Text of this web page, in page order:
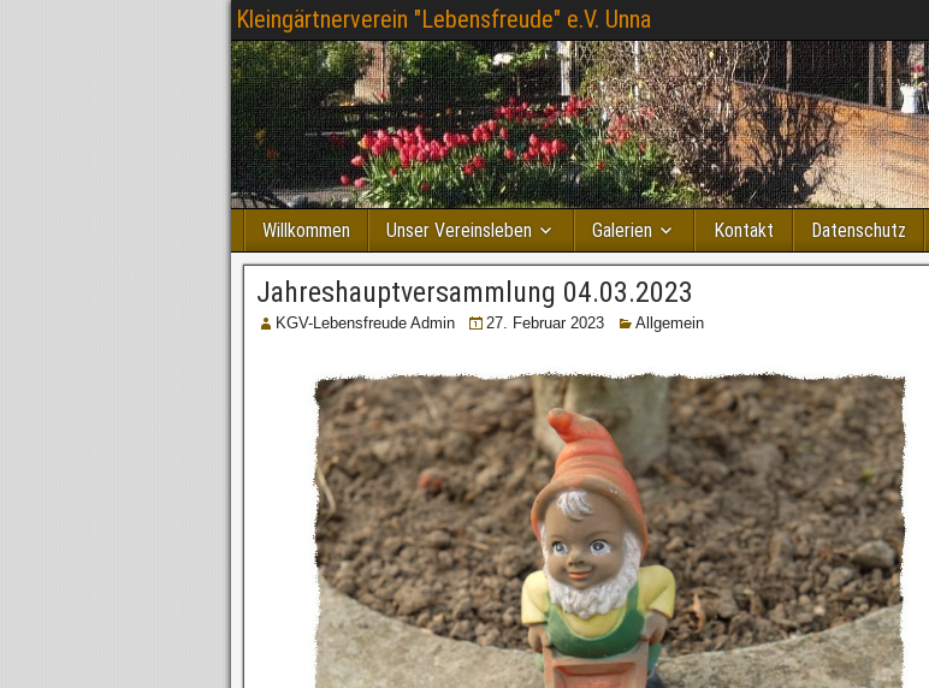
Kleingärtnerverein "Lebensfreude" e.V. Unna
Willkommen Unser Vereinsleben Galerien Kontakt Datenschutz
Jahreshauptversammlung 04.03.2023
KGV-Lebensfreude Admin 27. Februar 2023 Allgemein